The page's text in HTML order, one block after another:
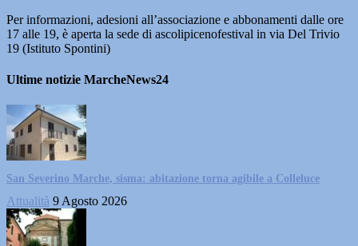
Per informazioni, adesioni all’associazione e abbonamenti dalle ore
17 alle 19, è aperta la sede di ascolipicenofestival in via Del Trivio
19 (Istituto Spontini)
Ultime notizie MarcheNews24
San Severino Marche, sisma: abitazione torna agibile a Colleluce
Attualità 9 Agosto 2026